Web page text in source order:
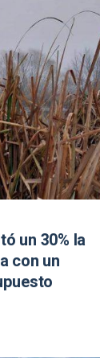
un 30% la
con un